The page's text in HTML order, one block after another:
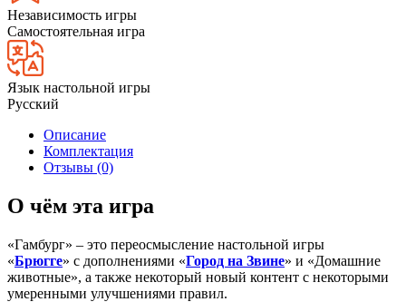
Независимость игры
Самостоятельная игра
Язык настольной игры
Русский
Описание
Комплектация
Отзывы (0)
О чём эта игра
«Гамбург» – это переосмысление настольной игры
«Брюгге» с дополнениями «Город на Звине» и «Домашние
животные», а также некоторый новый контент с некоторыми
умеренными улучшениями правил.